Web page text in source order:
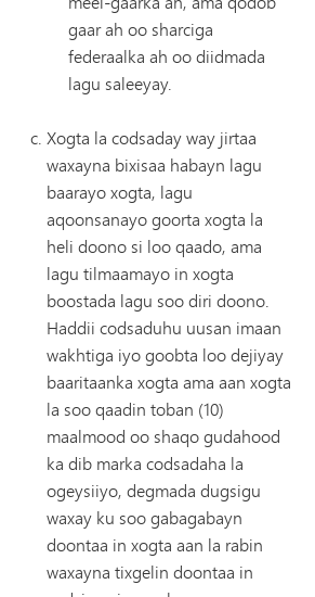
gaar ah oo sharciga
federaalka ah oo diidmada
lagu saleeyay.
Xogta la codsaday way jirtaa
waxayna bixisaa habayn lagu
baarayo xogta, lagu
aqoonsanayo goorta xogta la
heli doono si loo qaado, ama
lagu tilmaamayo in xogta
boostada lagu soo diri doono.
Haddii codsaduhu uusan imaan
wakhtiga iyo goobta loo dejiyay
baaritaanka xogta ama aan xogta
la soo qaadin toban (10)
maalmood oo shaqo gudahood
ka dib marka codsadaha la
ogeysiiyo, degmada dugsigu
waxay ku soo gabagabayn
doontaa in xogta aan la rabin
waxayna tixgelin doontaa in